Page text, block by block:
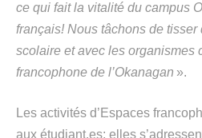
ce qui fait la vitalité du campus
français! Nous tâchons de
scolaire et avec les organismes
francophone de l’Okanagan ».
Les activités d’Espaces
aux étudiant.es; elles